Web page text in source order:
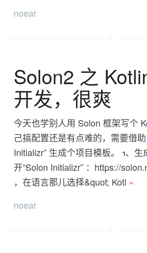
noear
Solon2 之
开发，很爽
今天也学别人用 Solon 框架写个
己搞配置还是有点难的，需要借助
Initializr” 生成个项目模板。 1、
开“Solon Initializr” ：https://
，在语言那儿选择&quot; Kotl »
noear